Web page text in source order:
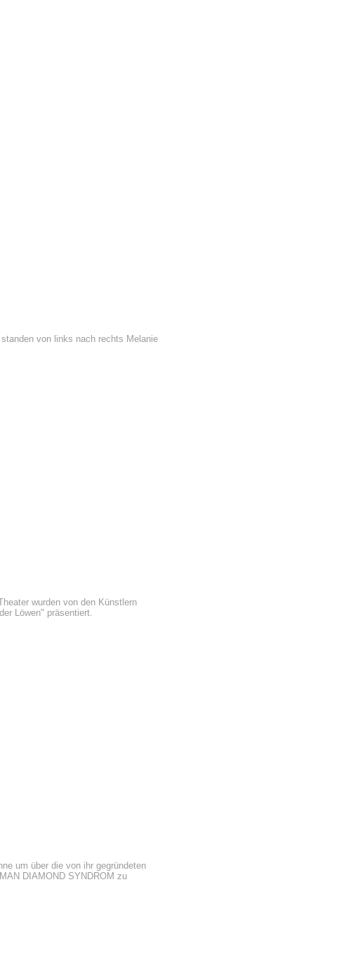
von links nach rechts Melanie
wurden von den Künstlern
Löwen" präsentiert.
um über die von ihr gegründeten
DIAMOND SYNDROM zu